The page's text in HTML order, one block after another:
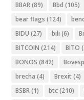
BBAR(89) Bbd (105)
bear flags (124)
BIDU (27) bili (6)
BITCOIN (214) BITO
BONOS (842)
brecha (4) Brexit (4)
BSBR(1) btc(210)